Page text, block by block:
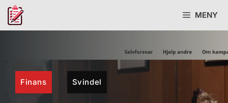
Hopp
MENY
Finans Svindel